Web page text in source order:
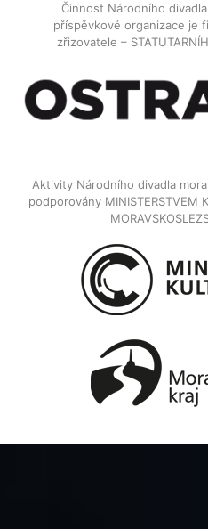
Činnost Národního
příspěvkové organizace je
zřizovatele –
Aktivity Národního divadla
podporovány MINISTERSTVEM